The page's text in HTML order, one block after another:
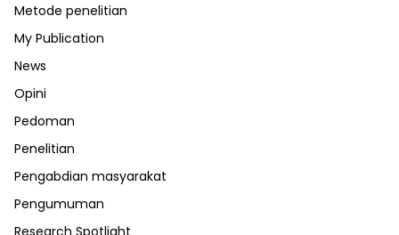
Metode penelitian
My Publication
News
Opini
Pedoman
Penelitian
Pengabdian masyarakat
Pengumuman
Research Spotlight